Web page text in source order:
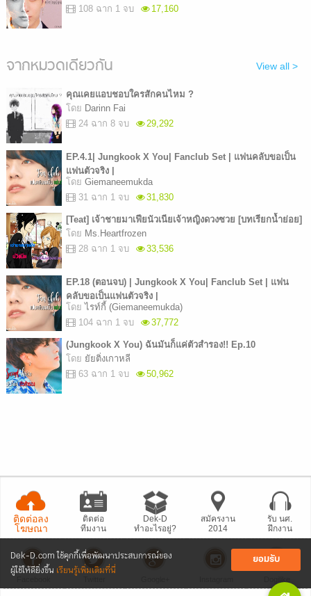
Dek-D.com ใช้คุกกี้เพื่อพัฒนาประสบการณ์ของ
ผู้ใช้ให้ดียิ่งขึ้น เรียนรู้เพิ่มเติมที่นี่
ยอมรับ
108 ฉาก 1 จบ
17,160
จากหมวดเดียวกัน View all >
คุณเคยแอบชอบใครสักคนไหม ?
โดย Darinn Fai
24 ฉาก 8 จบ
29,292
EP.4.1| Jungkook X You| Fanclub Set | แฟนคลับขอเป็น
แฟนตัวจริง |
โดย Giemaneemukda
31 ฉาก 1 จบ
31,830
[Teat] เจ้าชายมาเฟียนัวเนียเจ้าหญิงดวงซวย [บทเรียกน้ำย่อย]
โดย Ms.Heartfrozen
28 ฉาก 1 จบ
33,536
EP.18 (ตอนจบ) | Jungkook X You| Fanclub Set | แฟน
คลับขอเป็นแฟนตัวจริง |
โดย ไรท์กี้ (Giemaneemukda)
104 ฉาก 1 จบ
37,772
(Jungkook X You) ฉันมันก็แค่ตัวสำรอง!! Ep.10
โดย ยัยติ่งเกาหลี
63 ฉาก 1 จบ
50,962
ติดต่อลง
โฆษณา
ติดต่อ
ทีมงาน
Dek-D
ทำอะไรอยู่?
สมัครงาน
2014
รับ นศ.
ฝึกงาน